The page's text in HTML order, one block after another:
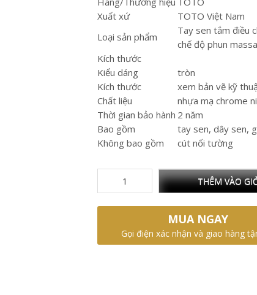
Xuất xứ
TOTO Việt Nam
Loại sản phẩm
Tay sen tắm điều
chế độ phun
Kích thước
Kiểu dáng
tròn
Kích thước
xem bản vẽ kỹ
Chất liệu
nhựa mạ chrome
Thời gian bảo hành 2 năm
Bao gồm
tay sen, dây sen,
Không bao gồm
cút nối tường
THÊM VÀO
MUA NGAY
Gọi điện xác nhận và giao hàng